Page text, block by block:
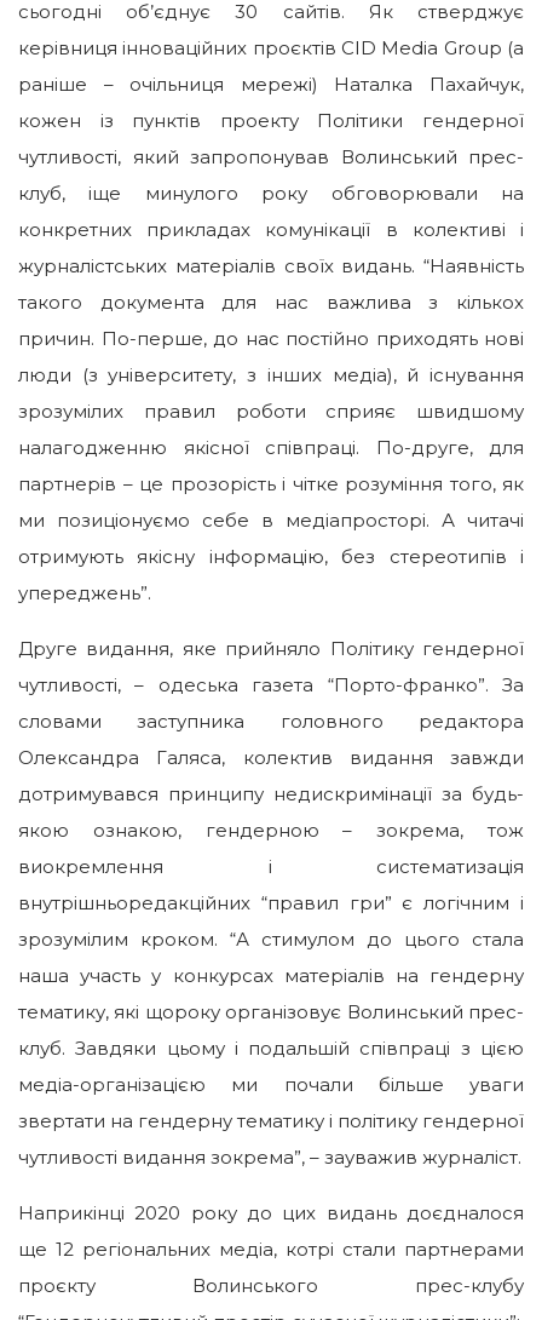
сьогодні об’єднує 30 сайтів. Як стверджує
керівниця інноваційних проєктів CID Media Group (а
раніше – очільниця мережі) Наталка Пахайчук,
кожен із пунктів проекту Політики гендерної
чутливості, який запропонував Волинський прес-
клуб, іще минулого року обговорювали на
конкретних прикладах комунікації в колективі і
журналістських матеріалів своїх видань. “Наявність
такого документа для нас важлива з кількох
причин. По-перше, до нас постійно приходять нові
люди (з університету, з інших медіа), й існування
зрозумілих правил роботи сприяє швидшому
налагодженню якісної співпраці. По-друге, для
партнерів – це прозорість і чітке розуміння того, як
ми позиціонуємо себе в медіапросторі. А читачі
отримують якісну інформацію, без стереотипів і
упереджень”.
Друге видання, яке прийняло Політику гендерної
чутливості, – одеська газета “Порто-франко”. За
словами заступника головного редактора
Олександра Галяса, колектив видання завжди
дотримувався принципу недискримінації за будь-
якою ознакою, гендерною – зокрема, тож
виокремлення і систематизація
внутрішньоредакційних “правил гри” є логічним і
зрозумілим кроком. “А стимулом до цього стала
наша участь у конкурсах матеріалів на гендерну
тематику, які щороку організовує Волинський прес-
клуб. Завдяки цьому і подальшій співпраці з цією
медіа-організацією ми почали більше уваги
звертати на гендерну тематику і політику гендерної
чутливості видання зокрема”, – зауважив журналіст.
Наприкінці 2020 року до цих видань доєдналося
ще 12 регіональних медіа, котрі стали партнерами
проєкту Волинського прес-клубу